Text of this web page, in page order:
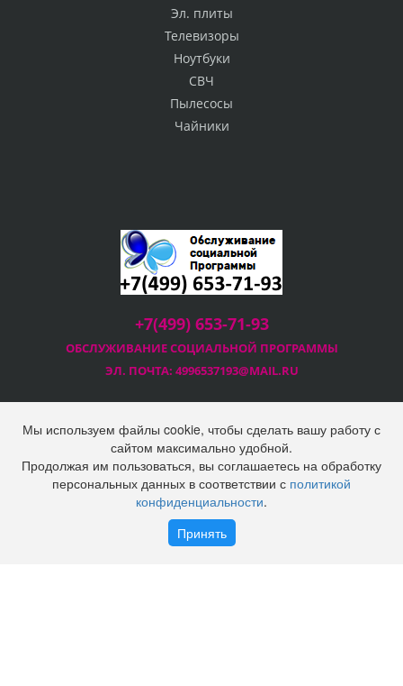
Эл. плиты
Телевизоры
Ноутбуки
СВЧ
Пылесосы
Чайники
+7(499) 653-71-93
ОБСЛУЖИВАНИЕ СОЦИАЛЬНОЙ ПРОГРАММЫ
ЭЛ. ПОЧТА: 4996537193@MAIL.RU
2025 © Социальная программа Правительства Москвы
ООО "Технопром"
Политика конфиденциальности
Наверх
на сумму0 руб.
Мы используем файлы cookie, чтобы сделать вашу работу с
сайтом максимально удобной.
Продолжая им пользоваться, вы соглашаетесь на обработку
персональных данных в соответствии с политикой
конфиденциальности.
Принять